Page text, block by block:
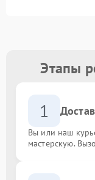
Этапы
1
Вы или наш
мастерскую.